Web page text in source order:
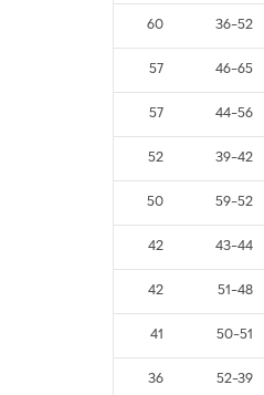
36-52
60
46-65
57
44-56
57
39-42
52
59-52
50
43-44
42
51-48
42
50-51
41
52-39
36